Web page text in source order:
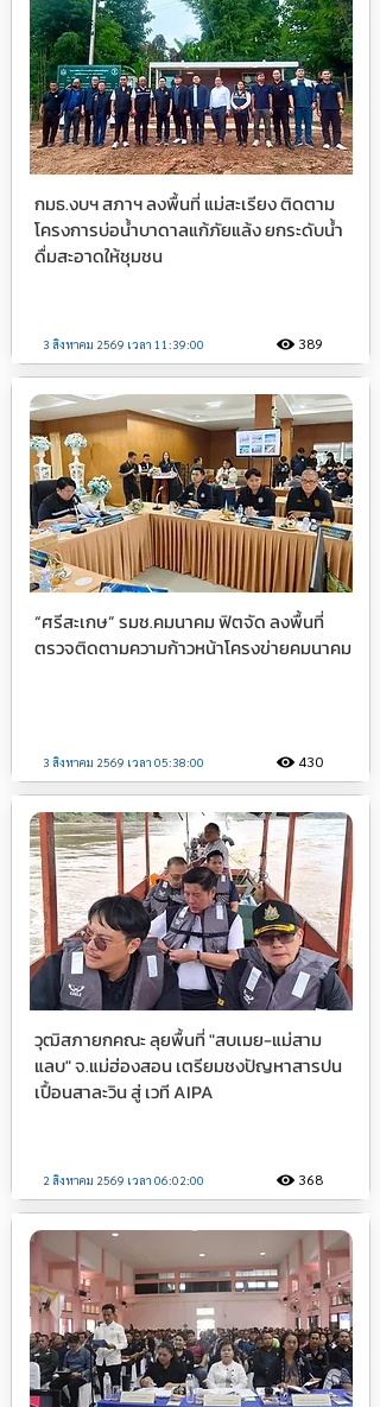
กมธ.งบฯ สภาฯ ลงพื้นที่ แม่สะเรียง ติดตาม
โครงการบ่อน้ำบาดาลแก้ภัยแล้ง ยกระดับน้ำ
ดื่มสะอาดให้ชุมชน
3 สิงหาคม 2569 เวลา 11:39:00 389
“ศรีสะเกษ” รมช.คมนาคม ฟิตจัด ลงพื้นที่
ตรวจติดตามความก้าวหน้าโครงข่ายคมนาคม
3 สิงหาคม 2569 เวลา 05:38:00 430
วุฒิสภายกคณะ ลุยพื้นที่ "สบเมย-แม่สาม
แลบ" จ.แม่ฮ่องสอน เตรียมชงปัญหาสารปน
เปื้อนสาละวิน สู่ เวที AIPA
2 สิงหาคม 2569 เวลา 06:02:00 368